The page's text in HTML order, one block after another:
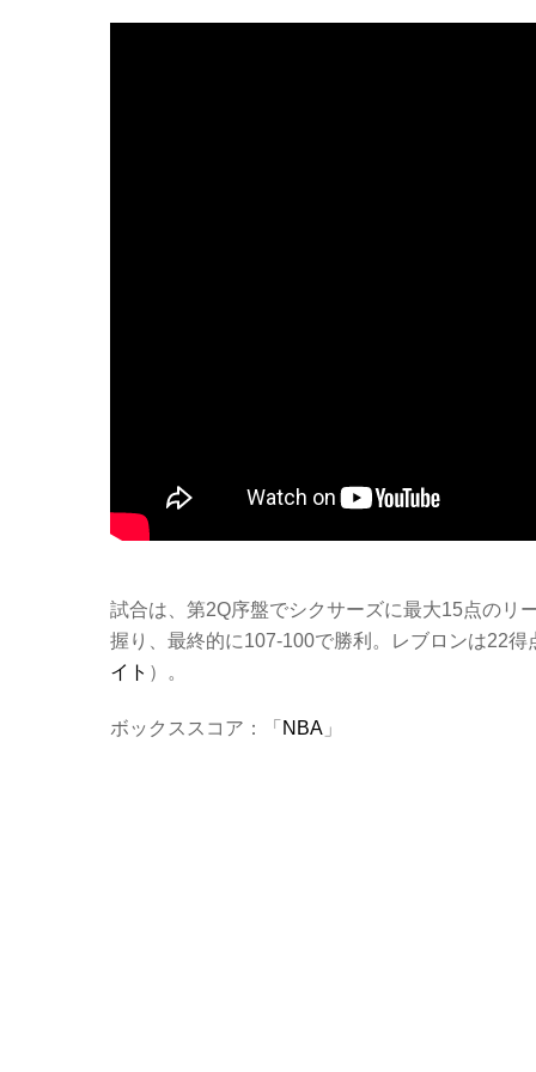
試合は、第2Q序盤でシクサーズに最大15点のリ
握り、最終的に107-100で勝利。レブロンは22
イト ）。
ボックススコア：「 NBA 」